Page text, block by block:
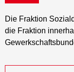
Die Fraktion
die Fraktion